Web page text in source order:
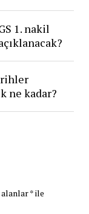
1. nakil
ne kadar?
*ile